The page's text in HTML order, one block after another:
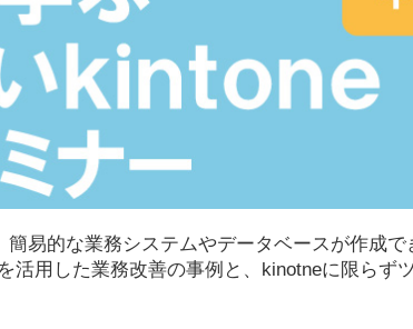
易的な業務システムやデータベースが作成
活用した業務改善の事例と、kinotneに限らず